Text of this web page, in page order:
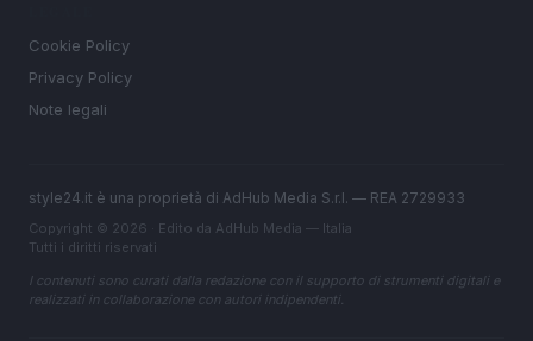
Cookie Policy
Privacy Policy
Note legali
style24.it è una proprietà di AdHub Media S.r.l. — REA 2729933
Copyright © 2026 · Edito da AdHub Media — Italia
Tutti i diritti riservati
I contenuti sono curati dalla redazione con il supporto di strumenti digitali e
realizzati in collaborazione con autori indipendenti.